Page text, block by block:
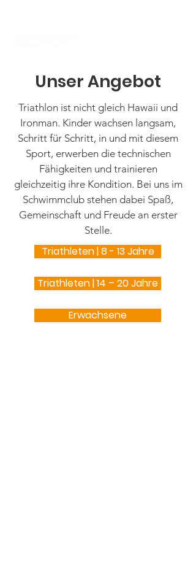
Unser Angebot
Triathlon ist nicht gleich Hawaii und
Ironman. Kinder wachsen langsam,
Schritt für Schritt, in und mit diesem
Sport, erwerben die technischen
Fähigkeiten und trainieren
gleichzeitig ihre Kondition. Bei uns im
Schwimmclub stehen dabei Spaß,
Gemeinschaft und Freude an erster
Stelle.
Triathleten | 8 - 13 Jahre
Triathleten | 14 – 20 Jahre
Erwachsene